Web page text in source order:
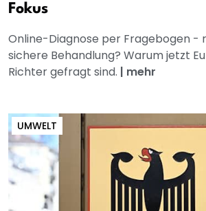
Fokus
Online-Diagnose per Fragebogen -
sichere Behandlung? Warum jetzt
Richter gefragt sind. | mehr
UMWELT